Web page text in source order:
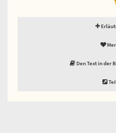
Den Text in der